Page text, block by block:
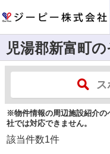
児湯郡新富町
※物件情報の周辺施設紹介の
社では対応できません。
該当件数1件